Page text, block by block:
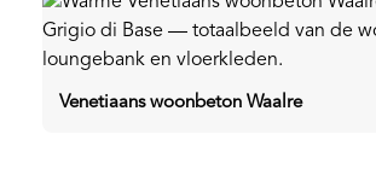
Venetiaans woonbeton Waalre